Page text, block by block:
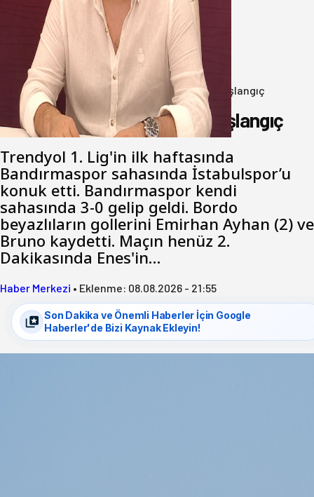
yönetimine cevap : Herkes kendine
yakışanı yapar, buluttan nem
kapmayın!
07 Ağustos 2026
Anasayfa/ Genel/Bandırmaspor’dan 3 gollü başlangıç
Bandırmaspor’dan 3 gollü başlangıç
Trendyol 1. Lig'in ilk haftasında
Bandırmaspor sahasında İstabulspor’u
konuk etti. Bandırmaspor kendi
sahasında 3-0 gelip geldi. Bordo
beyazlıların gollerini Emirhan Ayhan (2) ve
Bruno kaydetti. Maçın henüz 2.
Dakikasında Enes'in…
Haber Merkezi • Eklenme: 08.08.2026 - 21:55
Son Dakika ve Önemli Haberler İçin Google
Haberler'de Bizi Kaynak Ekleyin!